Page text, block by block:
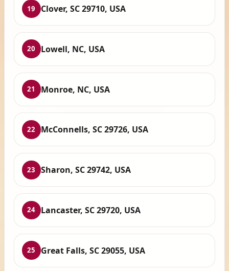
19 Clover, SC 29710, USA
20 Lowell, NC, USA
21 Monroe, NC, USA
22 McConnells, SC 29726, USA
23 Sharon, SC 29742, USA
24 Lancaster, SC 29720, USA
25 Great Falls, SC 29055, USA